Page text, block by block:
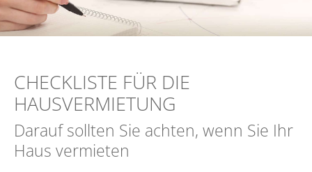
CHECKLISTE FÜR DIE
HAUSVERMIETUNG
Darauf sollten Sie achten, wenn Sie Ihr
Haus vermieten